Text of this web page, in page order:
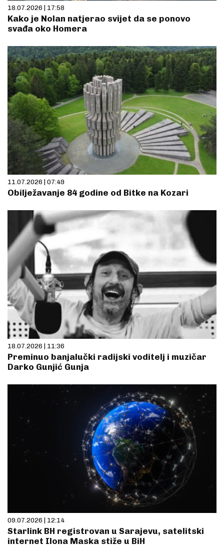
18.07.2026 | 17:58
Kako je Nolan natjerao svijet da se ponovo
svađa oko Homera
11.07.2026 | 07:49
Obilježavanje 84 godine od Bitke na Kozari
18.07.2026 | 11:36
Preminuo banjalučki radijski voditelj i muzičar
Darko Gunjić Gunja
09.07.2026 | 12:14
Starlink BH registrovan u Sarajevu, satelitski
internet Ilona Maska stiže u BiH